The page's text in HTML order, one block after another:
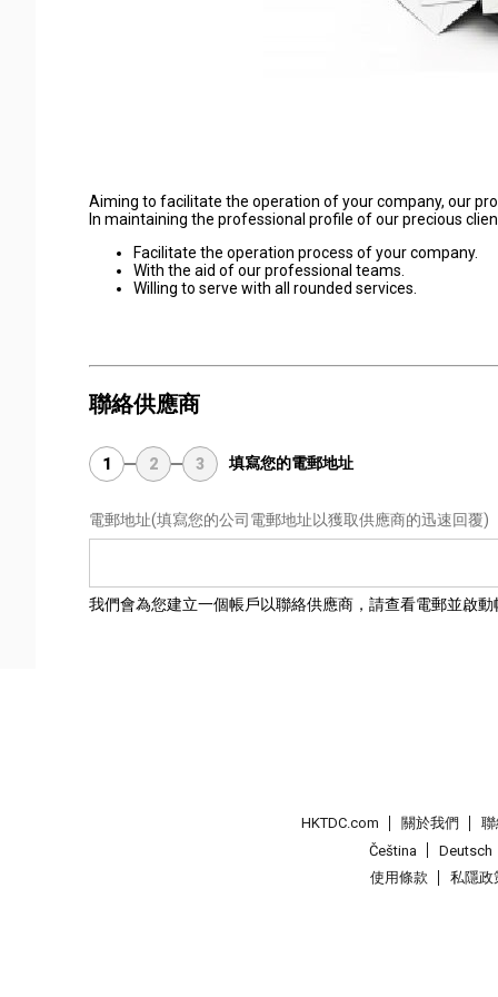
Aiming to facilitate the operation of your company, our
In maintaining the professional profile of our precious
Facilitate the operation process of your company.
With the aid of our professional teams.
Willing to serve with all rounded services.
聯絡供應商
1 2 3 填寫您的電郵地址
電郵地址(填寫您的公司電郵地址以獲取供應商的迅速回覆)
我們會為您建立一個帳戶以聯絡供應商，請查看電郵並啟動
HKTDC.com 關於我們
Čeština
Deutsch
使用條款
私隱政